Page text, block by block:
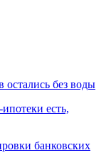
остались без воды
есть,
банковских